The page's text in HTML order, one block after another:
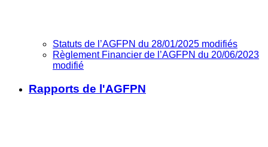
Statuts de l’AGFPN du 28/01/2025 modifiés
Règlement Financier de l’AGFPN du 20/06/2023
modifié
Rapports de l'AGFPN